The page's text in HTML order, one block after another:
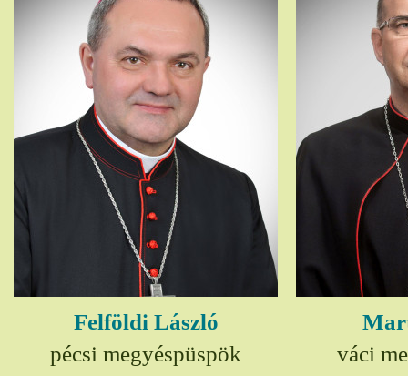
Felföldi László
pécsi megyéspüspök
váci